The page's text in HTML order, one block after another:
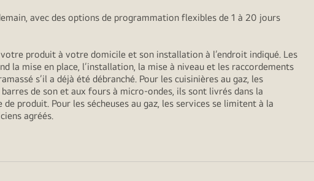
avec des options de programmation flexibles de 1 à 20 jours
produit à votre domicile et son installation à l’endroit indiqué. Les
la mise en place, l’installation, la mise à niveau et les raccordements
s’il a déjà été débranché. Pour les cuisinières au gaz, les
de son et aux fours à micro-ondes, ils sont livrés dans la
produit. Pour les sécheuses au gaz, les services se limitent à la
agréés.